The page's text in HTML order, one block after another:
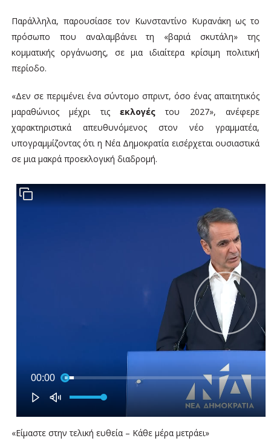
Παράλληλα, παρουσίασε τον Κωνσταντίνο Κυρανάκη ως το
πρόσωπο που αναλαμβάνει τη «βαριά σκυτάλη» της
κομματικής οργάνωσης, σε μια ιδιαίτερα κρίσιμη πολιτική
περίοδο.
«Δεν σε περιμένει ένα σύντομο σπριντ, όσο ένας απαιτητικός
μαραθώνιος μέχρι τις εκλογέςτου 2027», ανέφερε
χαρακτηριστικά απευθυνόμενος στον νέο γραμματέα,
υπογραμμίζοντας ότι η Νέα Δημοκρατία εισέρχεται ουσιαστικά
σε μια μακρά προεκλογική διαδρομή.
«Είμαστε στην τελική ευθεία – Κάθε μέρα μετράει»